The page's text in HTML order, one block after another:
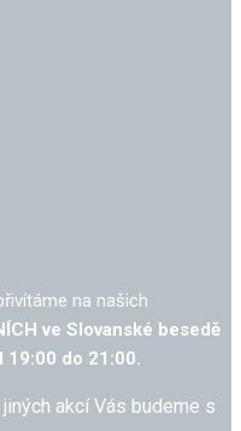
na našich
ve Slovanské besedě
19:00 do 21:00.
akcí Vás budeme s